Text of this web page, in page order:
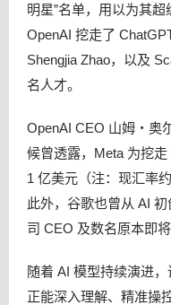
明星”名单，用以为其
OpenAI 挖走了
Shengjia Zhao，以及
名人才。
OpenAI CEO 山姆・奥
候曾透露，Meta 为挖
1 亿美元（注：现汇率
此外，谷歌也曾从 AI
司 CEO 及数名原本即
随着 AI 模型持续演进
正能深入理解、精准操